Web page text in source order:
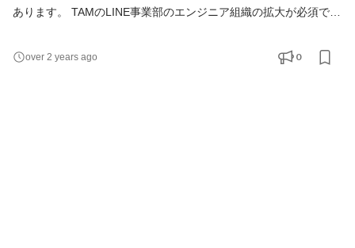
あります。 TAMのLINE事業部のエンジニア組織の拡大が必須で、
願いしたいと思っています。 - エンジニア組織を牽引するテック
リード - フロントエンド、バックエンドの開発体制、開発ノウハ
over 2 years ago 0